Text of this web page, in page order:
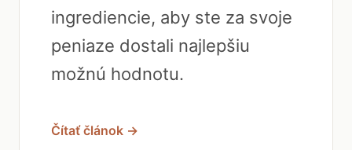
ingrediencie, aby ste za svoje
peniaze dostali najlepšiu
možnú hodnotu.
Čítať článok →